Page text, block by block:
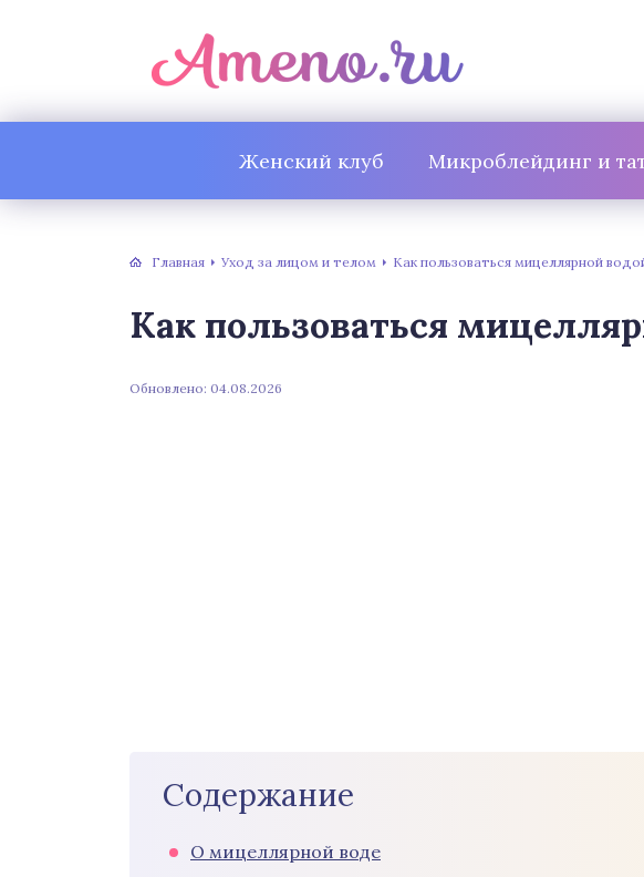
Женский клуб Микроблейдинг и
Главная Уход за лицом и телом Как пользоваться мицеллярной
Как пользоваться
Обновлено: 04.08.2026
Содержание
О мицеллярной воде